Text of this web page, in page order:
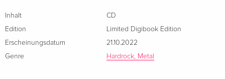
Musen, die mir dabei halfen, einen klaren Kopf und die
Hoffnung zu bewahren. Ich bin sehr stolz auf das Album, da
sind einige meiner besten Songs drauf, einige meiner
emotionalsten und extremsten Gesangs-Performances, und
Inhalt
CD
Edition
Limited Digibook Edition
Erscheinungsdatum
21.10.2022
Genre
Hardrock, Metal